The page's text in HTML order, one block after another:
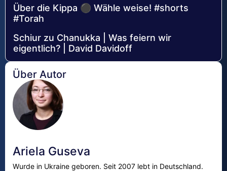
Über die Kippa ⚫ Wähle weise! #shorts
#Torah
Schiur zu Chanukka | Was feiern wir
eigentlich? | David Davidoff
Über Autor
Ariela Guseva
Wurde in Ukraine geboren. Seit 2007 lebt in Deutschland.